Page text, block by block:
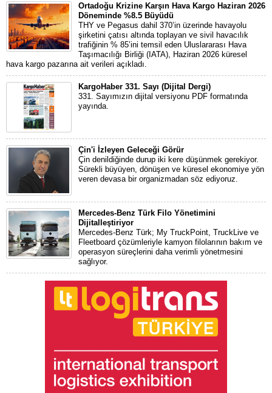
Ortadoğu Krizine Karşın Hava Kargo Haziran 2026
Döneminde %8.5 Büyüdü
THY ve Pegasus dahil 370’in üzerinde havayolu
şirketini çatısı altında toplayan ve sivil havacılık
trafiğinin % 85’ini temsil eden Uluslararası Hava
Taşımacılığı Birliği (IATA), Haziran 2026 küresel
hava kargo pazarına ait verileri açıkladı.
KargoHaber 331. Sayı (Dijital Dergi)
331. Sayımızın dijital versiyonu PDF formatında
yayında.
Çin'i İzleyen Geleceği Görür
Çin denildiğinde durup iki kere düşünmek gerekiyor.
Sürekli büyüyen, dönüşen ve küresel ekonomiye yön
veren devasa bir organizmadan söz ediyoruz.
Mercedes-Benz Türk Filo Yönetimini
Dijitalleştiriyor
Mercedes-Benz Türk; My TruckPoint, TruckLive ve
Fleetboard çözümleriyle kamyon filolarının bakım ve
operasyon süreçlerini daha verimli yönetmesini
sağlıyor.